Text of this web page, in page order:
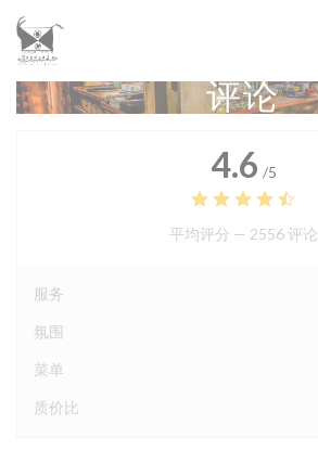
Cookie管理面板
评论
4.6 /5
平均评分 — 2556 评论
服务
氛围
菜单
质价比